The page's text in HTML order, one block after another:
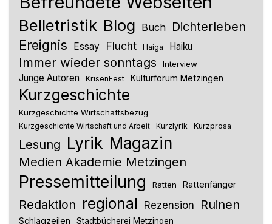
Belletristik Blog Buch Dichterleben
Ereignis Essay Flucht Haiga Haiku
Immer wieder sonntags Interview
Junge Autoren KrisenFest Kulturforum Metzingen
Kurzgeschichte
Kurzgeschichte Wirtschaftsbezug
Kurzgeschichte Wirtschaft und Arbeit Kurzlyrik Kurzprosa
Lesung Lyrik Magazin
Medien Akademie Metzingen
Pressemitteilung Ratten Rattenfänger
Redaktion regional Rezension Ruinen
Schlagzeilen Stadtbücherei Metzingen